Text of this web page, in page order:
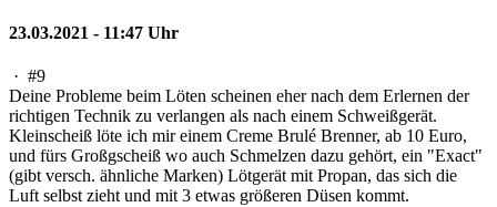
23.03.2021 - 11:47 Uhr
· #9
Deine Probleme beim Löten scheinen eher nach dem Erlernen der
richtigen Technik zu verlangen als nach einem Schweißgerät.
Kleinscheiß löte ich mir einem Creme Brulé Brenner, ab 10 Euro,
und fürs Großgscheiß wo auch Schmelzen dazu gehört, ein "Exact"
(gibt versch. ähnliche Marken) Lötgerät mit Propan, das sich die
Luft selbst zieht und mit 3 etwas größeren Düsen kommt.